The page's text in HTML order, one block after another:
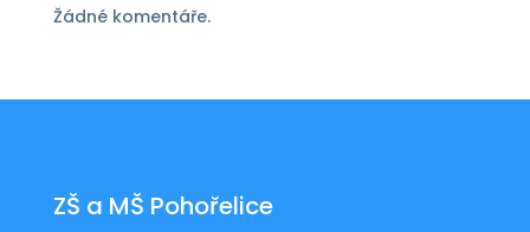
Žádné komentáře.
ZŠ a MŠ Pohořelice